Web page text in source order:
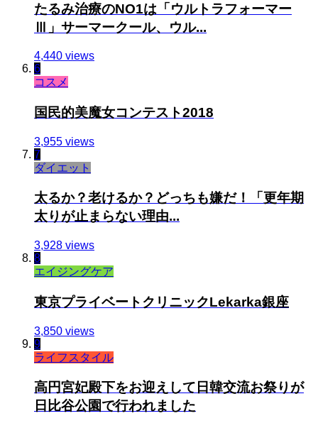
たるみ治療のNO1は「ウルトラフォーマー
Ⅲ」サーマークール、ウル...
4,440 views
6
コスメ
国民的美魔女コンテスト2018
3,955 views
7
ダイエット
太るか？老けるか？どっちも嫌だ！「更年期
太りが止まらない理由...
3,928 views
8
エイジングケア
東京プライベートクリニックLekarka銀座
3,850 views
9
ライフスタイル
高円宮妃殿下をお迎えして日韓交流お祭りが
日比谷公園で行われました